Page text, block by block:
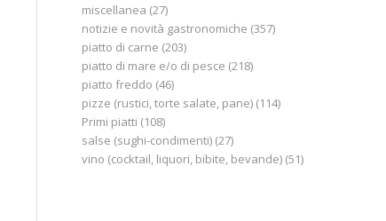
miscellanea (27)
notizie e novità gastronomiche (357)
piatto di carne (203)
piatto di mare e/o di pesce (218)
piatto freddo (46)
pizze (rustici, torte salate, pane) (114)
Primi piatti (108)
salse (sughi-condimenti) (27)
vino (cocktail, liquori, bibite, bevande) (51)